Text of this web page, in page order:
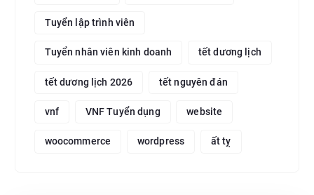
Tuyển lập trình viên
Tuyển nhân viên kinh doanh tết dương lịch
tết dương lịch 2026 tết nguyên đán
vnf VNF Tuyển dụng website
woocommerce wordpress ất tỵ